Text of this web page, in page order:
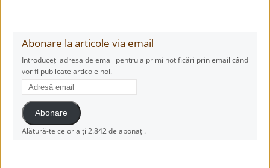
Abonare la articole via email
Introduceți adresa de email pentru a primi notificări prin email când
vor fi publicate articole noi.
Adresă
email
Abonare
Alătură-te celorlalți 2.842 de abonați.